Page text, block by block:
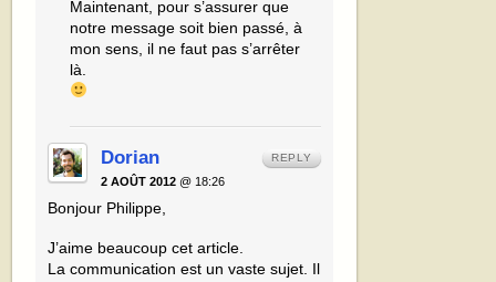
Maintenant, pour s’assurer que
notre message soit bien passé, à
mon sens, il ne faut pas s’arrêter
là.
Dorian
2 AOÛT 2012 @ 18:26
Bonjour Philippe,
J’aime beaucoup cet article.
La communication est un vaste sujet. Il
REPLY